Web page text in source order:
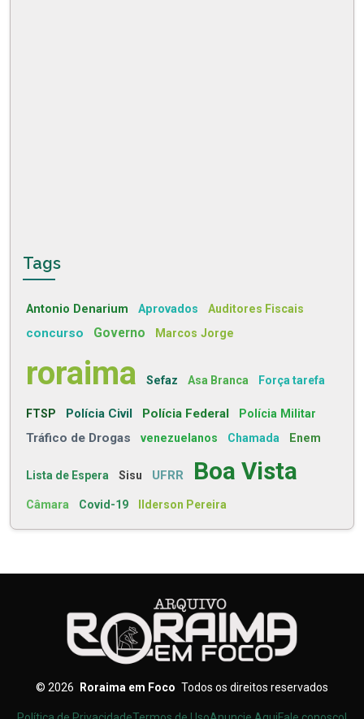
Tags
Antonio Denarium Aprovados Auditores Fiscais
concurso Governo Marcos Jorge
roraima Sefaz Asa Branca Força tarefa
FTSP Polícia Civil Polícia Federal Polícia Militar
Tráfico de Drogas venezuelanos Chamada Enem
Lista de Espera Sisu UFRR Boa Vista
Câmara Covid-19 Ilderson Pereira
© 2026 Roraima em Foco Todos os direitos reservados